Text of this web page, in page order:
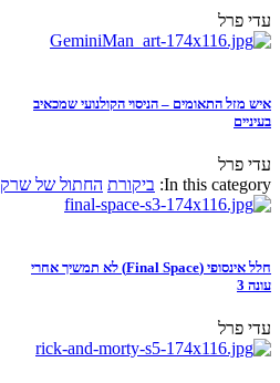
עדי פרל
איש מזל התאומים – הניסוי הקולנועי שמכאיב
בעיניים
עדי פרל
In this category: ביקורת החתול של שרק 2: משאלה אחת ודי
חלל אינסופי (Final Space) לא תמשיך אחרי
עונה 3
עדי פרל